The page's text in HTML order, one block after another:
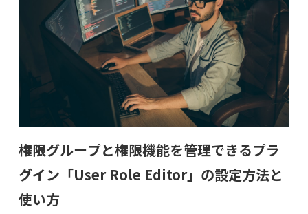
権限グループと権限機能を管理できるプラ
グイン「User Role Editor」の設定方法と
使い方